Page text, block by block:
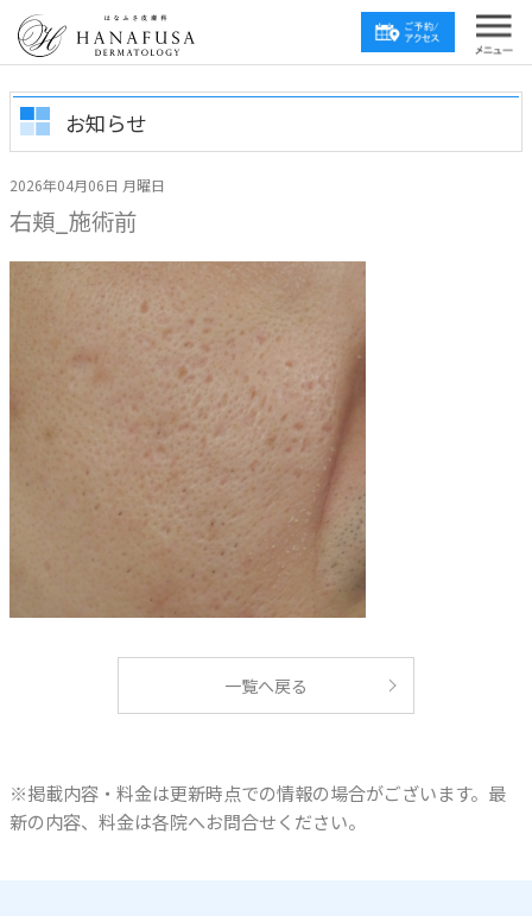
お知らせ
2026年04月06日 月曜日
右頬_施術前
一覧へ戻る
※掲載内容・料金は更新時点での情報の場合がございます。最
新の内容、料金は各院へお問合せください。